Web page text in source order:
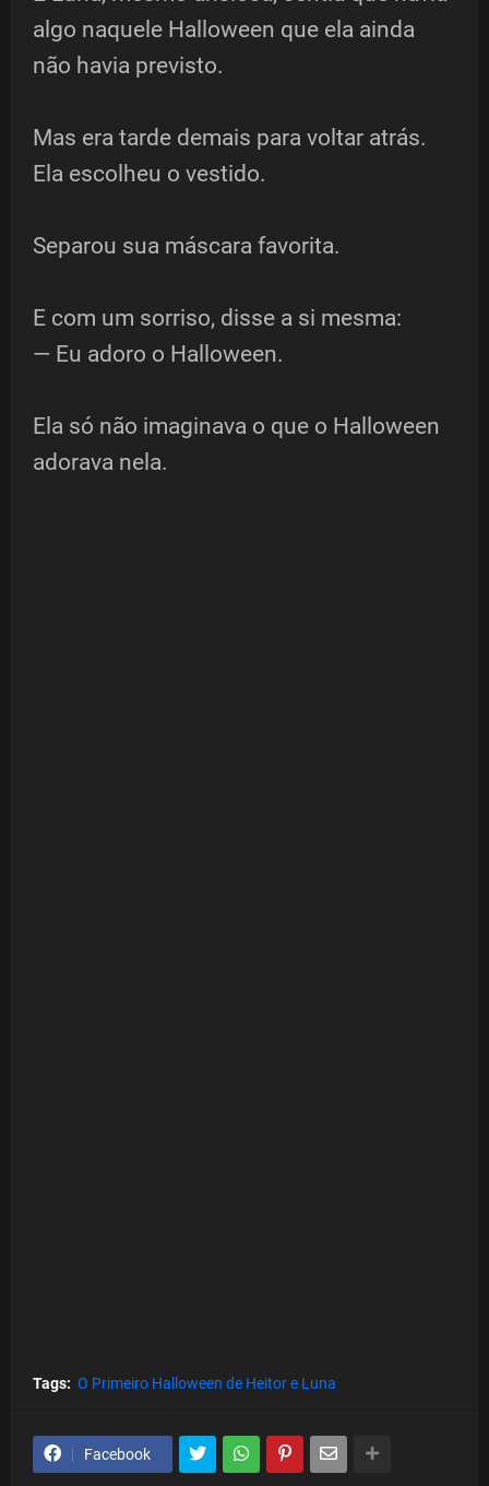
algo naquele Halloween que ela ainda
não havia previsto.
Mas era tarde demais para voltar atrás.
Ela escolheu o vestido.
Separou sua máscara favorita.
E com um sorriso, disse a si mesma:
— Eu adoro o Halloween.
Ela só não imaginava o que o Halloween
adorava nela.
Tags: O Primeiro Halloween de Heitor e Luna
Facebook